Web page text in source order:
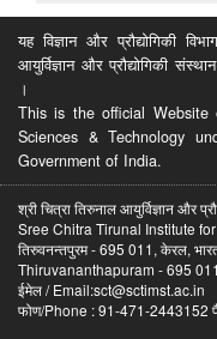
यह विज्ञान और प्रौद्योगिकी
आयुर्विज्ञान और प्रौद्योगिकी
।
This is the official Website
Sciences & Technology
Government of India.
श्री चित्रा तिरुनाल आयुर्विज्ञान और
Sree Chitra Tirunal Institute
तिरुवनन्तपुरम - 695 011, केरल,
Thiruvananthapuram - 695
ईमेल / Email:sct@sctimst.ac.in
फोण/Phone : 91-471-2443152